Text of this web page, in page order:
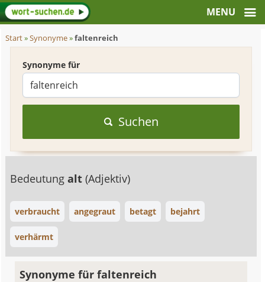
Start»Synonyme»faltenreich
Synonyme für
Suchen
Bedeutungalt(Adjektiv)
verbraucht angegraut betagt bejahrt
verhärmt
Synonyme für faltenreich